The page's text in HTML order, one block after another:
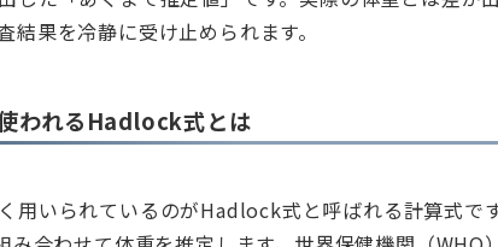
結果を冷静に受け止められます。
われるHadlock式とは
用いられているのがHadlock式と呼ばれる計算式です